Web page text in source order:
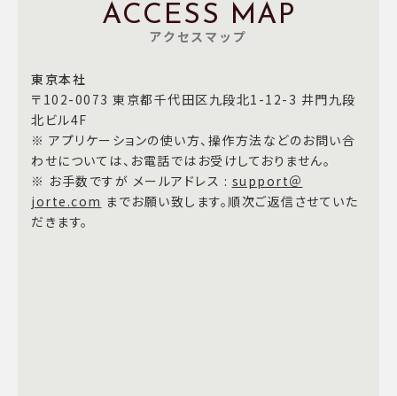
ACCESS MAP
アクセスマップ
東京本社
〒102-0073 東京都千代田区九段北1-12-3 井門九段
北ビル4F
※ アプリケーションの使い方、操作方法などのお問い合
わせについては、お電話ではお受けしておりません。
※ お手数ですが メールアドレス : support＠
jorte.com までお願い致します。順次ご返信させていた
だきます。